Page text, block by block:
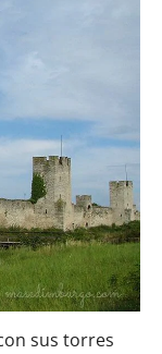
sus torres